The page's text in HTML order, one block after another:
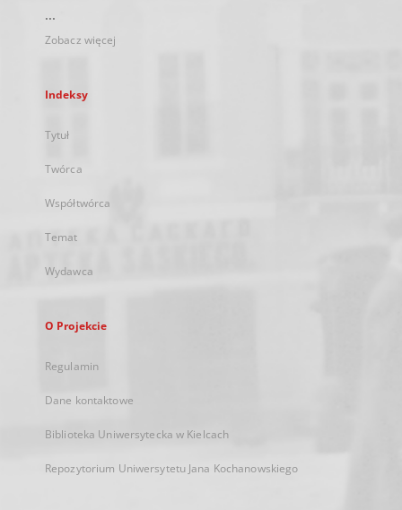
...
Zobacz więcej
Indeksy
Tytuł
Twórca
Współtwórca
Temat
Wydawca
O Projekcie
Regulamin
Dane kontaktowe
Biblioteka Uniwersytecka w Kielcach
Repozytorium Uniwersytetu Jana Kochanowskiego